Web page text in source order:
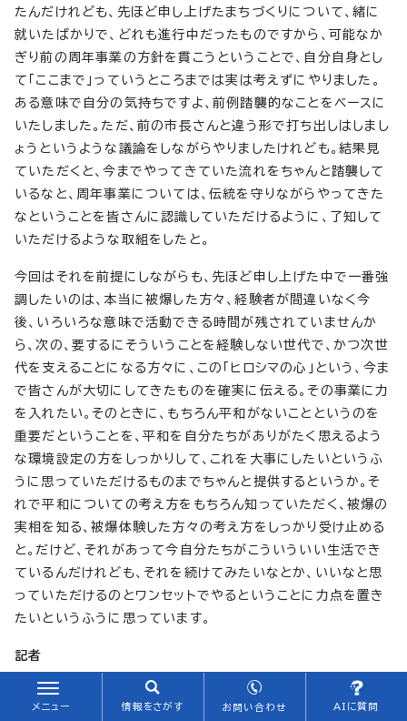
たんだけれども、先ほど申し上げたまちづくりについて、緒に
就いたばかりで、どれも進行中だったものですから、可能なか
ぎり前の周年事業の方針を貫こうということで、自分自身とし
て「ここまで」っていうところまでは実は考えずにやりました。
ある意味で自分の気持ちですよ、前例踏襲的なことをベースに
いたしました。ただ、前の市長さんと違う形で打ち出しはしまし
ょうというような議論をしながらやりましたけれども。結果見
ていただくと、今までやってきていた流れをちゃんと踏襲して
いるなと、周年事業については、伝統を守りながらやってきた
なということを皆さんに認識していただけるように、了知して
いただけるような取組をしたと。
今回はそれを前提にしながらも、先ほど申し上げた中で一番強
調したいのは、本当に被爆した方々、経験者が間違いなく今
後、いろいろな意味で活動できる時間が残されていませんか
ら、次の、要するにそういうことを経験しない世代で、かつ次世
代を支えることになる方々に、この「ヒロシマの心」という、今ま
で皆さんが大切にしてきたものを確実に伝える。その事業に力
を入れたい。そのときに、もちろん平和がないことというのを
重要だということを、平和を自分たちがありがたく思えるよう
な環境設定の方をしっかりして、これを大事にしたいというふ
うに思っていただけるものまでちゃんと提供するというか。そ
れで平和についての考え方をもちろん知っていただく、被爆の
実相を知る、被爆体験した方々の考え方をしっかり受け止める
と。だけど、それがあって今自分たちがこういういい生活でき
ているんだけれども、それを続けてみたいなとか、いいなと思
っていただけるのとワンセットでやるということに力点を置き
たいというふうに思っています。
記者
最後、これは今聞いていいかどうか分からないですけれども、
先ほどの市長の説明の中で平和記念式典に関して、「国内外か
メニュー 情報をさがす お問い合わせ AIに質問